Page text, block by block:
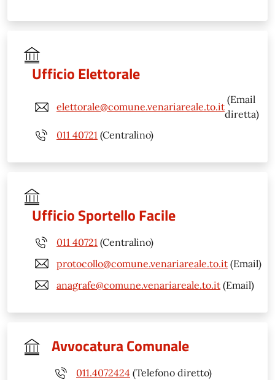
Ufficio Elettorale
elettorale@comune.venariareale.to.it
(Email
diretta)
011 40721 (Centralino)
Ufficio Sportello Facile
011 40721 (Centralino)
protocollo@comune.venariareale.to.it (Email)
anagrafe@comune.venariareale.to.it (Email)
Avvocatura Comunale
011.4072424 (Telefono diretto)